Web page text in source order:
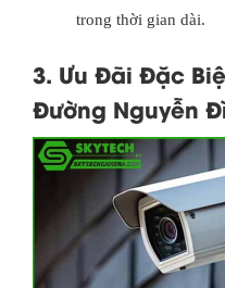
trong thời gian dài.
3. Ưu Đãi Đặc
Đường Nguyễn